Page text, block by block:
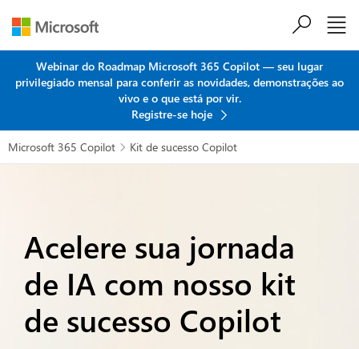
Webinar do Roadmap Microsoft 365 Copilot — seu lugar
privilegiado mensal para conferir as novidades, demonstrações ao
vivo e o que está por vir.
Registre-se hoje
Microsoft 365 Copilot  Kit de sucesso Copilot
Acelere sua jornada
de IA com nosso kit
de sucesso Copilot